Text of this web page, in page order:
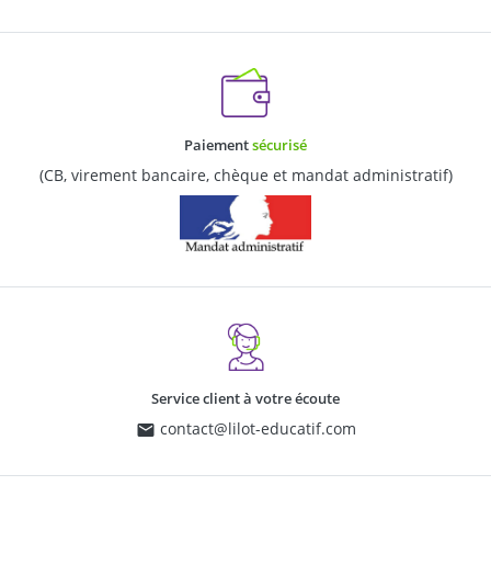
Paiementsécurisé
(CB, virement bancaire, chèque et mandat administratif)
Service client à votre écoute
contact@lilot-educatif.com